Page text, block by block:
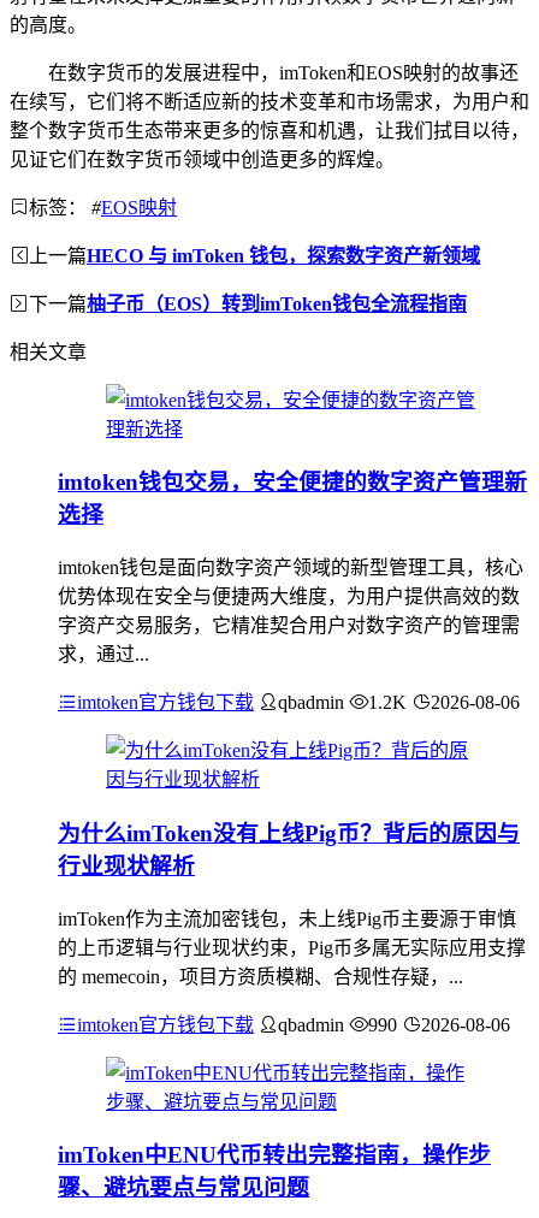
的高度。
在数字货币的发展进程中，imToken和EOS映射的故事还
在续写，它们将不断适应新的技术变革和市场需求，为用户和
整个数字货币生态带来更多的惊喜和机遇，让我们拭目以待，
见证它们在数字货币领域中创造更多的辉煌。
标签： #EOS映射
上一篇HECO 与 imToken 钱包，探索数字资产新领域
下一篇柚子币（EOS）转到imToken钱包全流程指南
相关文章
imtoken钱包交易，安全便捷的数字资产管理新
选择
imtoken钱包是面向数字资产领域的新型管理工具，核心
优势体现在安全与便捷两大维度，为用户提供高效的数
字资产交易服务，它精准契合用户对数字资产的管理需
求，通过...
imtoken官方钱包下载 qbadmin 1.2K 2026-08-06
为什么imToken没有上线Pig币？背后的原因与
行业现状解析
imToken作为主流加密钱包，未上线Pig币主要源于审慎
的上币逻辑与行业现状约束，Pig币多属无实际应用支撑
的 memecoin，项目方资质模糊、合规性存疑，...
imtoken官方钱包下载 qbadmin 990 2026-08-06
imToken中ENU代币转出完整指南，操作步
骤、避坑要点与常见问题